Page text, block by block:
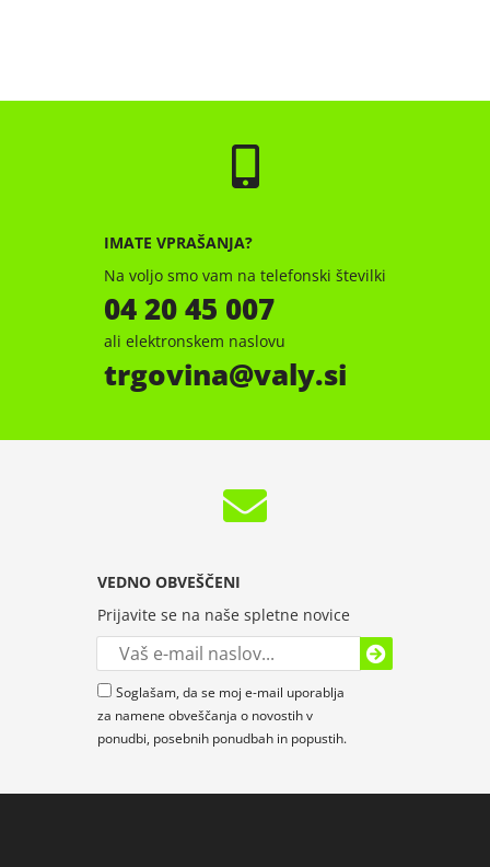
IMATE VPRAŠANJA?
Na voljo smo vam na telefonski številki
04 20 45 007
ali elektronskem naslovu
trgovina valy.si
VEDNO OBVEŠČENI
Prijavite se na naše spletne novice
Soglašam, da se moj e-mail uporablja
za namene obveščanja o novostih v
ponudbi, posebnih ponudbah in popustih.